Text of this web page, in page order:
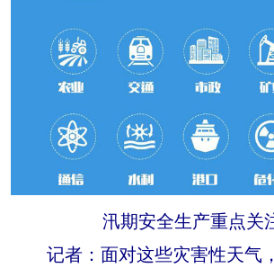
汛期安全生产重点关注
记者：面对这些灾害性天气